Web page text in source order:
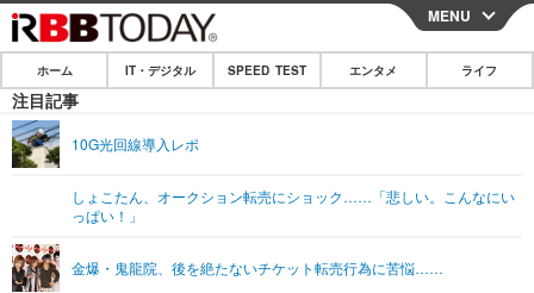
CLOSE
ホーム
IT・デジタル
ネタ
ショッピング その他
エンタメTOP 映画・ドラマ
ライフ
MENU
ホーム IT・デジタル SPEED TEST エンタメ ライフ
注目記事
10G光回線導入レポ
しょこたん、オークション転売にショック……「悲しい。こんなにい
っぱい！」
金爆・鬼龍院、後を絶たないチケット転売行為に苦悩……